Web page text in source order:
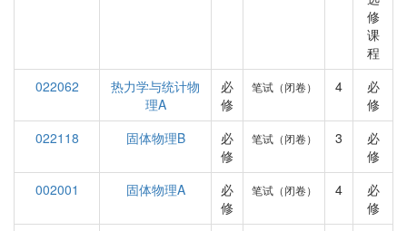
修
课
程
022062
热力学与统计物
理A
必
修
笔试（闭卷） 4
必
修
022118
固体物理B
必
修
笔试（闭卷） 3
必
修
002001
固体物理A
必
修
笔试（闭卷） 4
必
修